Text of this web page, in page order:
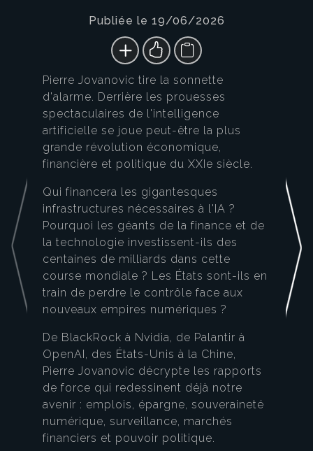
Publiée le 19/06/2026
Pierre Jovanovic tire la sonnette
d'alarme. Derrière les prouesses
spectaculaires de l'intelligence
artificielle se joue peut-être la plus
grande révolution économique,
financière et politique du XXIe siècle.
Qui financera les gigantesques
infrastructures nécessaires à l'IA ?
Pourquoi les géants de la finance et de
la technologie investissent-ils des
centaines de milliards dans cette
course mondiale ? Les États sont-ils en
train de perdre le contrôle face aux
nouveaux empires numériques ?
De BlackRock à Nvidia, de Palantir à
OpenAI, des États-Unis à la Chine,
Pierre Jovanovic décrypte les rapports
de force qui redessinent déjà notre
avenir : emplois, épargne, souveraineté
numérique, surveillance, marchés
financiers et pouvoir politique.